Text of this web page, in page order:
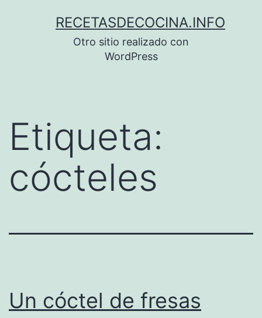
RECETASDECOCINA.INFO
Otro sitio realizado con
WordPress
Etiqueta:
cócteles
Un cóctel de fresas